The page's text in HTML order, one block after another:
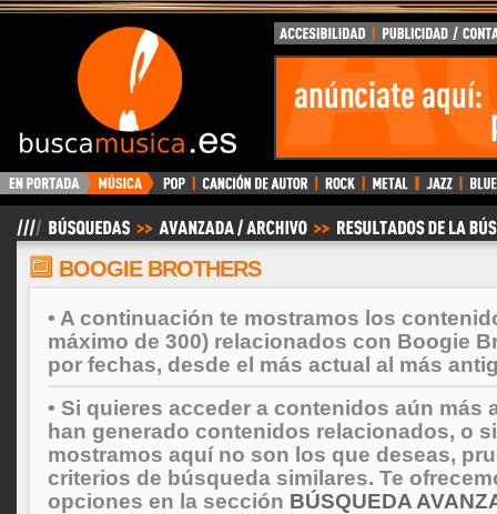
BuscaMusica.es
BOOGIE BROTHERS
• A continuación te mostramos los
máximo de 300) relacionados con Boogie
por fechas, desde el más actual al más
• Si quieres acceder a contenidos aún más
han generado contenidos relacionados, o
mostramos aquí no son los que deseas,
criterios de búsqueda similares. Te
opciones en la sección BÚSQUEDA